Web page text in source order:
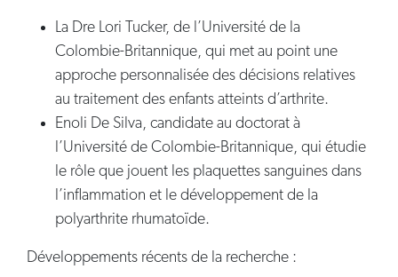
La Dre Lori Tucker, de l’Université de la
Colombie-Britannique, qui met au point une
approche personnalisée des décisions relatives
au traitement des enfants atteints d’arthrite.
Enoli De Silva, candidate au doctorat à
l’Université de Colombie-Britannique, qui étudie
le rôle que jouent les plaquettes sanguines dans
l’inflammation et le développement de la
polyarthrite rhumatoïde.
Développements récents de la recherche :